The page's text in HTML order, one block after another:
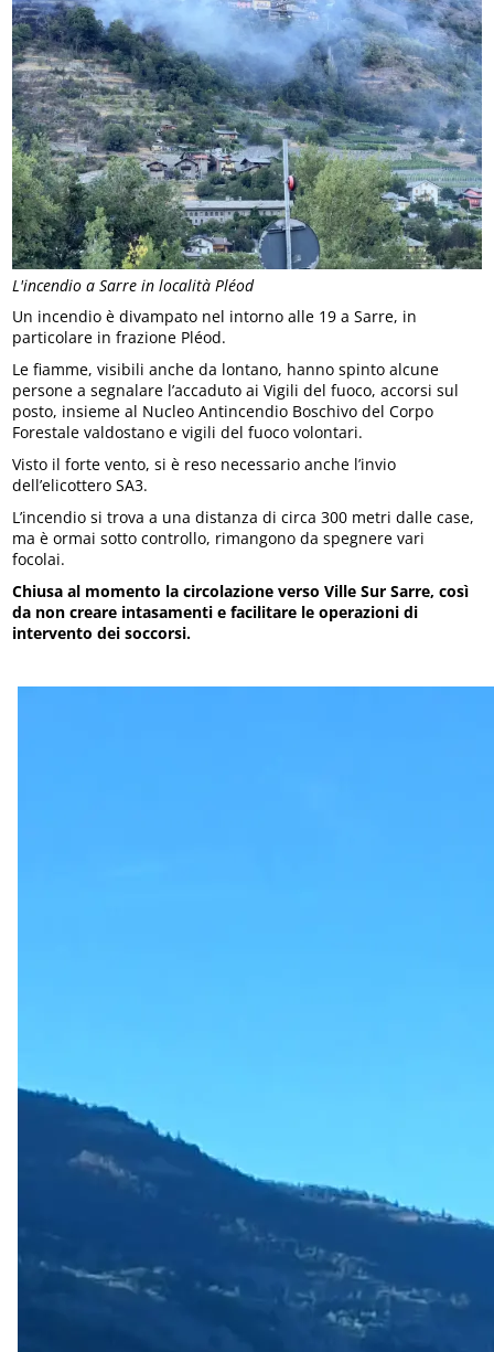
L'incendio a Sarre in località Pléod
Un incendio è divampato nel intorno alle 19 a Sarre, in
particolare in frazione Pléod.
Le fiamme, visibili anche da lontano, hanno spinto alcune
persone a segnalare l’accaduto ai Vigili del fuoco, accorsi sul
posto, insieme al Nucleo Antincendio Boschivo del Corpo
Forestale valdostano e vigili del fuoco volontari.
Visto il forte vento, si è reso necessario anche l’invio
dell’elicottero SA3.
L’incendio si trova a una distanza di circa 300 metri dalle case,
ma è ormai sotto controllo, rimangono da spegnere vari
focolai.
Chiusa al momento la circolazione verso Ville Sur Sarre, così
da non creare intasamenti e facilitare le operazioni di
intervento dei soccorsi.